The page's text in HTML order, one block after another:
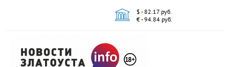
$ - 82.17 руб.
€ - 94.84 руб.